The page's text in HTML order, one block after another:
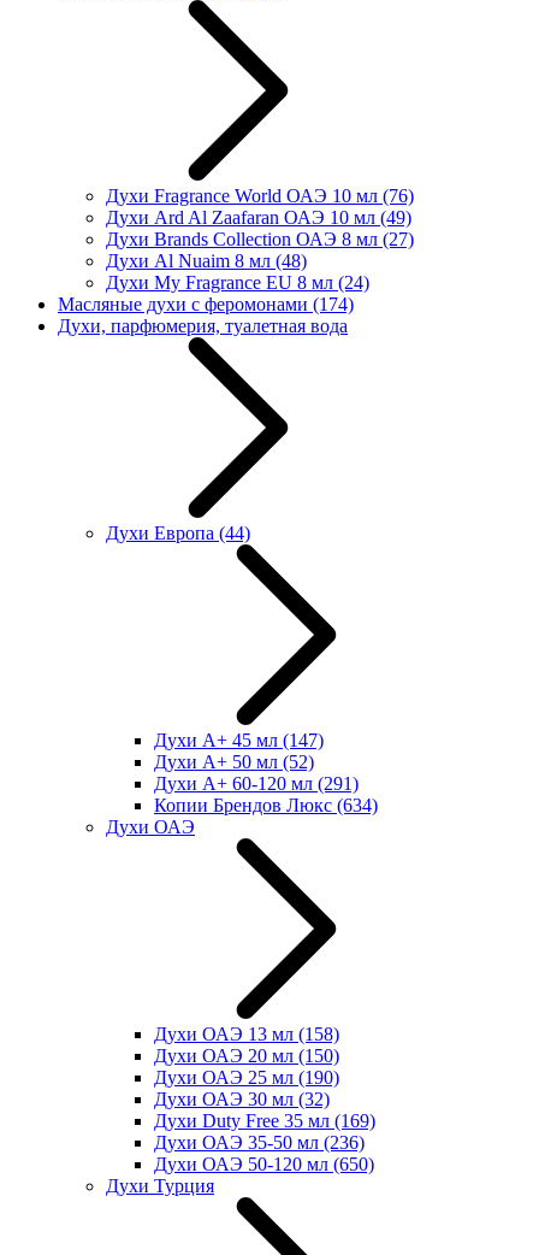
Духи Fragrance World ОАЭ 10 мл (76)
Духи Ard Al Zaafaran ОАЭ 10 мл (49)
Духи Brands Collection ОАЭ 8 мл (27)
Духи Al Nuaim 8 мл (48)
Духи My Fragrance EU 8 мл (24)
Масляные духи с феромонами (174)
Духи, парфюмерия, туалетная вода
Духи Европа (44)
Духи А+ 45 мл (147)
Духи А+ 50 мл (52)
Духи А+ 60-120 мл (291)
Копии Брендов Люкс (634)
Духи ОАЭ
Духи ОАЭ 13 мл (158)
Духи ОАЭ 20 мл (150)
Духи ОАЭ 25 мл (190)
Духи ОАЭ 30 мл (32)
Духи Duty Free 35 мл (169)
Духи ОАЭ 35-50 мл (236)
Духи ОАЭ 50-120 мл (650)
Духи Турция